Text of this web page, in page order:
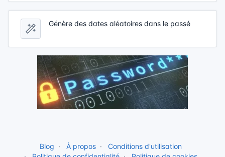
Génère des dates aléatoires dans le passé
Blog À propos
Conditions d'utilisation